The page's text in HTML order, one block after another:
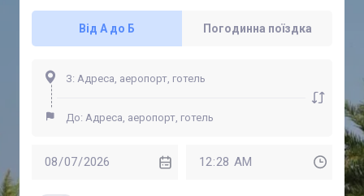
Від А до Б Погодинна поїздка